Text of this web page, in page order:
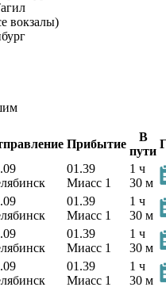
вокзалы)
Прибытие
В
пути
01.39
Миасс 1
1 ч
30 м
01.39
Миасс 1
1 ч
30 м
01.39
Миасс 1
1 ч
30 м
01.39
Миасс 1
1 ч
30 м